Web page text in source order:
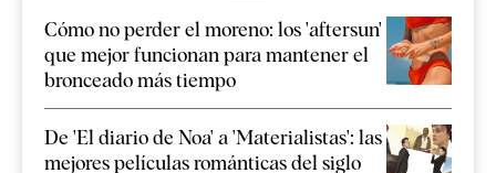
Cómo no perder el moreno: los 'aftersun'
que mejor funcionan para mantener el
bronceado más tiempo
De 'El diario de Noa' a 'Materialistas': las
mejores películas románticas del siglo